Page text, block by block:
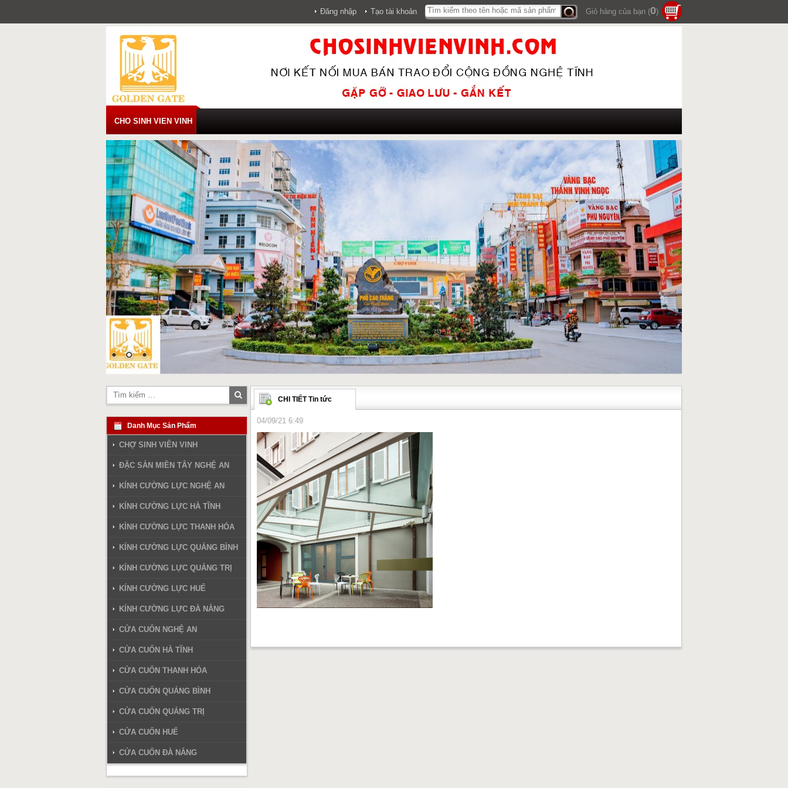
content
Đăng nhập
Tạo tài khoản
Tìm
Giỏ hàng của bạn (0)
CHO SINH VIEN VINH
CHI TIẾT Tin tức
04/09/21 6:49
Tìm
kiếm
Danh Mục Sản Phẩm
CHỢ SINH VIÊN VINH
ĐẶC SẢN MIỀN TÂY NGHỆ AN
KÍNH CƯỜNG LỰC NGHỆ AN
KÍNH CƯỜNG LỰC HÀ TĨNH
KÍNH CƯỜNG LỰC THANH HÓA
KÍNH CƯỜNG LỰC QUẢNG BÌNH
KÍNH CƯỜNG LỰC QUẢNG TRỊ
KÍNH CƯỜNG LỰC HUẾ
KÍNH CƯỜNG LỰC ĐÀ NẴNG
CỬA CUỐN NGHỆ AN
CỬA CUỐN HÀ TĨNH
CỬA CUỐN THANH HÓA
CỬA CUỐN QUẢNG BÌNH
CỬA CUỐN QUẢNG TRỊ
CỬA CUỐN HUẾ
CỬA CUỐN ĐÀ NẴNG